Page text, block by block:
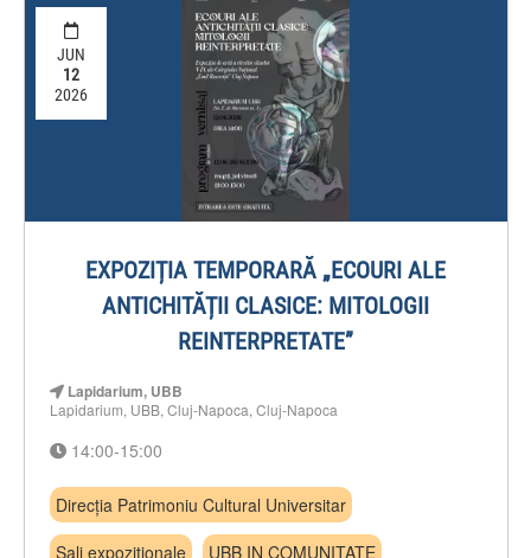
JUN
12
2026
EXPOZIȚIA TEMPORARĂ „ECOURI ALE
ANTICHITĂȚII CLASICE: MITOLOGII
REINTERPRETATE”
Lapidarium, UBB
Lapidarium, UBB, Cluj-Napoca, Cluj-Napoca
14:00-15:00
Direcția Patrimoniu Cultural Universitar
Sali expozitionale
UBB IN COMUNITATE